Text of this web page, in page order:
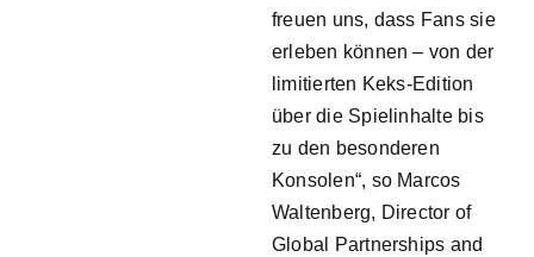
freuen uns, dass Fans sie
erleben können – von der
limitierten Keks-Edition
über die Spielinhalte bis
zu den besonderen
Konsolen“, so Marcos
Waltenberg, Director of
Global Partnerships and